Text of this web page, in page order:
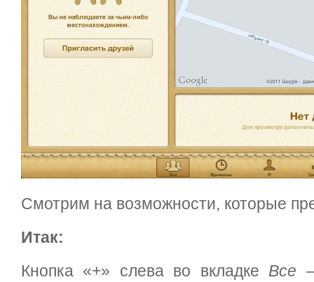
Смотрим на возможности, которые
Итак:
Кнопка «+» слева во вкладке Все